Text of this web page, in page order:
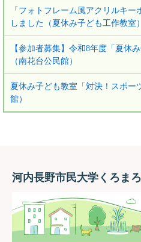
「フォトフレーム風アクリルキ
しました（夏休み子ども工作教室）
【参加者募集】令和8年度「夏休
（南花台公民館）
夏休み子ども教室「対決！スポー
館）
河内長野市民大学くろま